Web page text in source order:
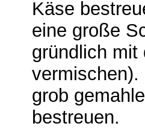
Käse
eine große
gründlich mit
grob
bestreuen.